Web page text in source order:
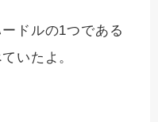
ドルの1つである
いたよ。